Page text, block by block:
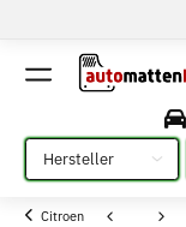
Bitte auswählen
Citroen